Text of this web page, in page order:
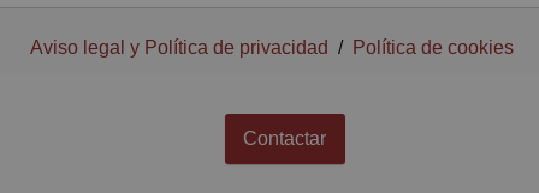
Contactar
Aviso legal y Política de privacidad / Política de cookies